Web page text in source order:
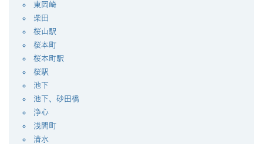
東岡崎
柴田
桜山駅
桜本町
桜本町駅
桜駅
池下
池下、砂田橋
浄心
浅間町
清水